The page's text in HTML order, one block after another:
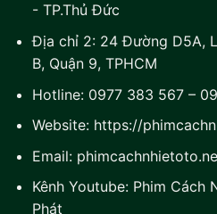
- TP.Thủ Đức
Địa chỉ 2: 24 Đường D5A,
B, Quận 9, TPHCM
Hotline: 0977 383 567–
Website: https://
Email:
Kênh Youtube: Phim Cách
Phát